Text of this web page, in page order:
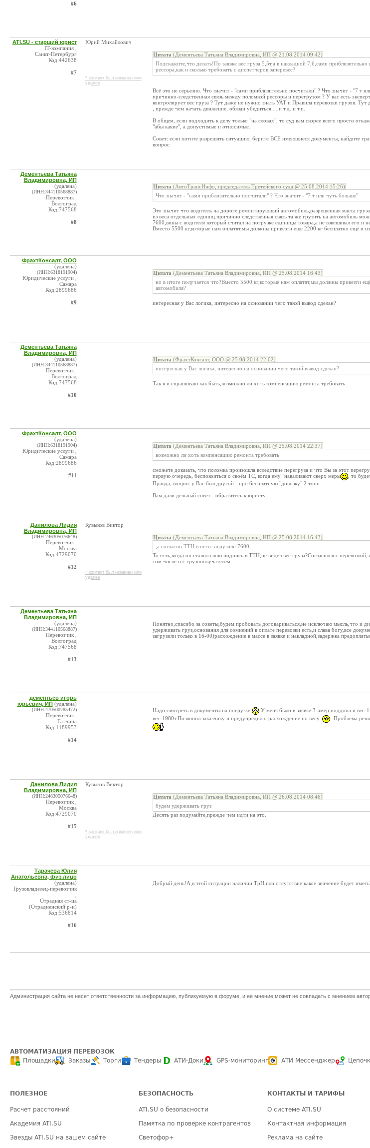
#6
ATI.SU - старший юрист
IT-компания ,
Санкт-Петербург
Код:442638
#7
Юрий Михайлович
* контакт был изменен или
удален
Цитата (Дементьева Татьяна Владимировна, ИП @ 21.08.2014 09:42)
Подскажите,что делать!По заявке вес груза 5,5т,а в накладной 7,6,сами
рессора,как и сколько требовать с диспетчеров,заперевес?
Всё это не серьезно. Что значит - "сами приблизительно посчитали" ? Что значит - "7 т
причинно-следственная связь между поломкой рессоры и перегрузом ? У вас есть
контролирует вес груза ? Тут даже не нужно знать УАТ и Правила перевозки грузов.
, прежде чем начать движение, обязан убедиться ... и т.д. и т.п.
В общем, если подходить к делу только "на словах", то суд вам скорее всего просто
"абы какие", а допустимые и относимые.
Совет: если хотите разрешить ситуацию, берите ВСЕ имеющиеся документы, найдите
вопрос
Дементьева Татьяна
Владимировна, ИП
(удалена)
(ИНН:344110568887)
Перевозчик ,
Волгоград
Код:747568
#8
Цитата (АвтоТрансИнфо, председатель Третейского суда @ 25.08.2014 15:26)
Что значит - "сами приблизительно посчитали" ? Что значит - "7 т или чуть больше"
Это значит что водитель на дороге,ремонтирующий автомобиль,разрешенная масса
из веса отдельных единиц.причинно следственная связь та же грузить на автомобиль
7600,вины с водителя который считал на погрузке единицы товара,а не взвешивал его и
Вместо 5500 кг,которые нам оплатят,мы должны привезти ещё 2200 кг бесплатно ещё и
ФрахтКонсалт, ООО
(удалена)
(ИНН:6318191904)
Юридические услуги ,
Самара
Код:2899686
#9
Цитата (Дементьева Татьяна Владимировна, ИП @ 25.08.2014 16:43)
но в итоге получается что?Вместо 5500 кг,которые нам оплатят,мы должны привезти
автомобиля?
интересная у Вас логика, интересно на основании чего такой вывод сделан?
Дементьева Татьяна
Владимировна, ИП
(удалена)
(ИНН:344110568887)
Перевозчик ,
Волгоград
Код:747568
#10
Цитата (ФрахтКонсалт, ООО @ 25.08.2014 22:02)
интересная у Вас логика, интересно на основании чего такой вывод сделан?
Так я и спрашиваю как быть,возможно ли хоть компенсацию ремонта требовать
ФрахтКонсалт, ООО
(удалена)
(ИНН:6318191904)
Юридические услуги ,
Самара
Код:2899686
#11
Цитата (Дементьева Татьяна Владимировна, ИП @ 25.08.2014 22:37)
возможно ли хоть компенсацию ремонта требовать
сможете доказать, что поломка произошла вследствие перегруза и что Вы за этот
первую очередь, беспокоиться о своём ТС, когда ему "наваливают сверх меры
, то
Правда, вопрос у Вас был другой - про бесплатную "довозку" 2 тонн.
Вам дали дельный совет - обратитесь к юристу.
Данилова Лидия
Владимировна, ИП
(ИНН:246305076648)
Перевозчик ,
Москва
Код:4729070
#12
Кувыков Виктор
* контакт был изменен или
удален
Цитата (Дементьева Татьяна Владимировна, ИП @ 25.08.2014 16:43)
,а согласно ТТН в него загрузили 7600,
То есть,когда он ставил свою подпись в ТТН,не видел вес груза?Согласился с
том числе и с грузополучателем.
Дементьева Татьяна
Владимировна, ИП
(удалена)
(ИНН:344110568887)
Перевозчик ,
Волгоград
Код:747568
#13
Понятно,спасибо за советы,будем пробовать договариваться,не исключаю мысль,что и
удерживать груз,основания для сомнений в оплате перевозки есть,и слава богу,все
загрузили только в 16-00)расхождение в массе в заявке и накладной,задержка
дементьев игорь
юрьевич, ИП (удалена)
(ИНН:470500785472)
Перевозчик ,
Гатчина
Код:1189953
#14
Надо смотреть в документы на погрузке
.У меня было в заявке 3-амер.поддона и вес-
вес-1980т.Позвонил заказчику и предупредил о расхождение по весу
.Проблема
Данилова Лидия
Владимировна, ИП
(ИНН:246305076648)
Перевозчик ,
Москва
Код:4729070
#15
Кувыков Виктор
* контакт был изменен или
удален
Цитата (Дементьева Татьяна Владимировна, ИП @ 26.08.2014 08:46)
будем удерживать груз
Десять раз подумайте,прежде чем идти на это.
Тарачева Юлия
Анатольевна, физ.лицо
(удалена)
Грузовладелец-перевозчик
Отрадная ст-ца
(Отрадненский р-н)
Код:536814
#16
Добрый день!А,в этой ситуации наличии ТрН,или отсутствие какое значение будет
Администрация сайта не несет ответственности за информацию, публикуемую в форуме, и ее мнение может не совпадать с мнением
АВТОМАТИЗАЦИЯ ПЕРЕВОЗОК
Площадки
Заказы Торги Тендеры АТИ-Доки GPS-мониторинг АТИ Мессенджер
ПОЛЕЗНОЕ
Расчет расстояний
Академия ATI.SU
Звезды ATI.SU на вашем сайте
БЕЗОПАСНОСТЬ
ATI.SU о безопасности
Памятка по проверке контрагентов
Светофор+
КОНТАКТЫ И ТАРИФЫ
О системе ATI.SU
Контактная информация
Реклама на сайте